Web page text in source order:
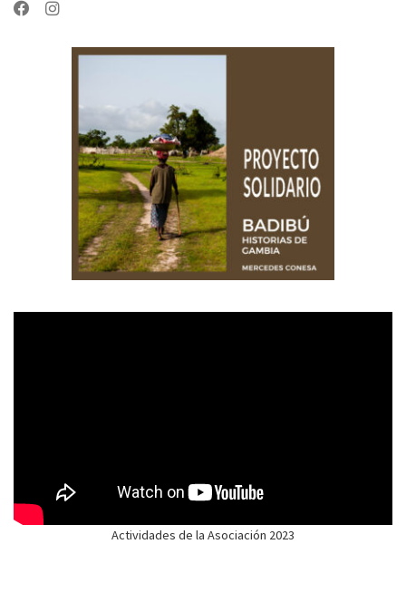
Actividades de la Asociación 2023